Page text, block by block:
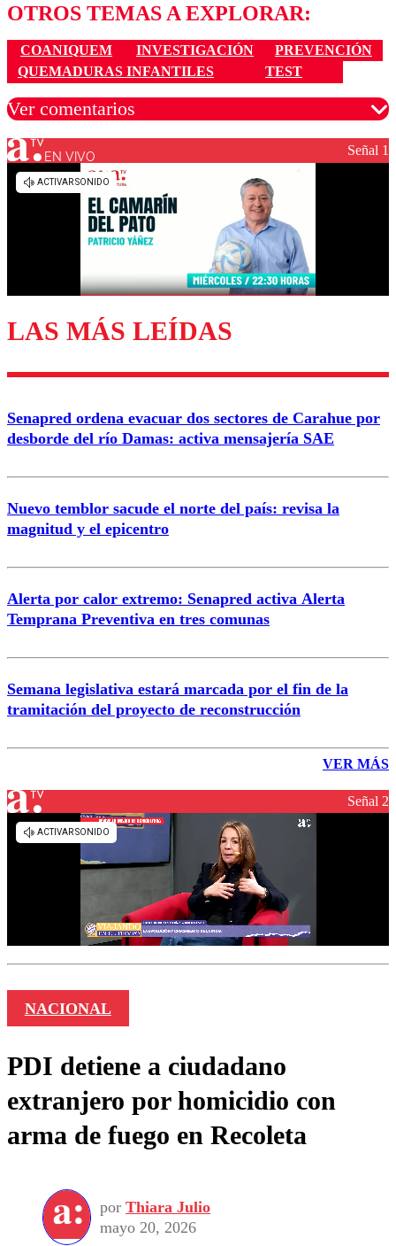
OTROS TEMAS A EXPLORAR:
COANIQUEM INVESTIGACIÓN
PREVENCIÓN
QUEMADURAS INFANTILES
TEST
Ver comentarios
Los comentarios son moderados para garantizar un
diálogo respetuoso.
Enviar comentario
EN VIVO Señal 1
LAS MÁS LEÍDAS
Senapred ordena evacuar dos sectores de Carahue por
desborde del río Damas: activa mensajería SAE
Nuevo temblor sacude el norte del país: revisa la
magnitud y el epicentro
Alerta por calor extremo: Senapred activa Alerta
Temprana Preventiva en tres comunas
Semana legislativa estará marcada por el fin de la
tramitación del proyecto de reconstrucción
VER MÁS
Señal 2
NACIONAL
PDI detiene a ciudadano
extranjero por homicidio con
arma de fuego en Recoleta
por Thiara Julio
mayo 20, 2026